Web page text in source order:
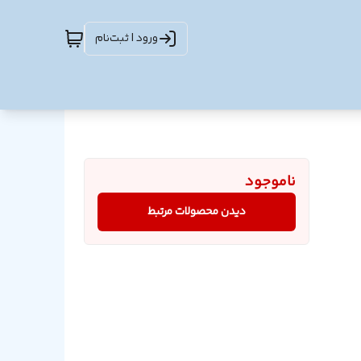
ورود | ثبت‌نام
ناموجود
دیدن محصولات مرتبط